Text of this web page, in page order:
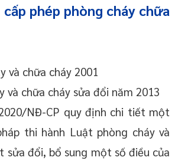
phép phòng cháy chữa
và chữa cháy 2001
và chữa cháy sửa đổi năm 2013
NĐ-CP quy định chi tiết một
thi hành Luật phòng cháy và
sửa đổi, bổ sung một số điều của